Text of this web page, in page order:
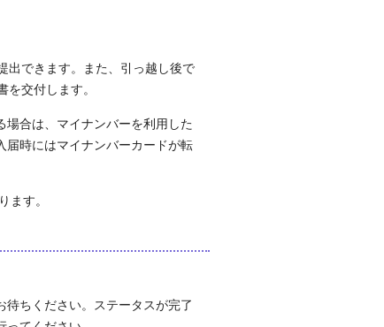
出できます。また、引っ越し後で
交付します。
場合は、マイナンバーを利用した
届時にはマイナンバーカードが転
ます。
ちください。ステータスが完了